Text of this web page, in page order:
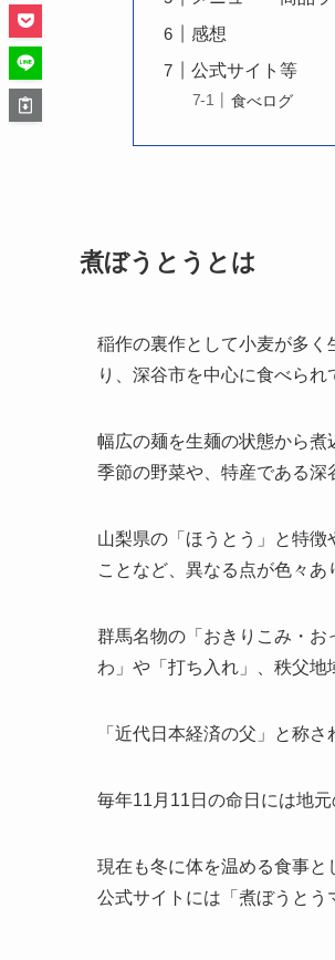
感想
公式サイト等
食べログ
煮ぼうとうとは
稲作の裏作として小麦が多
り、深谷市を中心に食べられ
幅広の麺を生麺の状態から
季節の野菜や、特産である深
山梨県の「ほうとう」と特
ことなど、異なる点が色々あ
群馬名物の「おきりこみ・
わ」や「打ち入れ」、秩父地
「近代日本経済の父」と称
毎年11月11日の命日には地
現在も冬に体を温める食事
公式サイトには「煮ぼうとう